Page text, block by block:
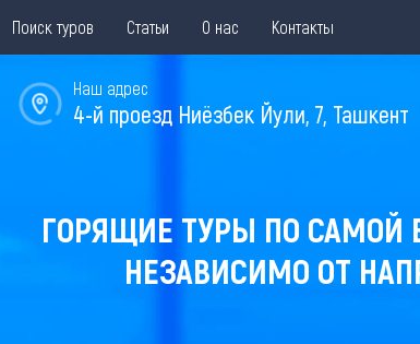
Поиск туров Статьи О нас Контакты
Наш адрес
4-й проезд Ниёзбек Йули, 7, Ташкент
ГОРЯЩИЕ ТУРЫ ПО САМОЙ
НЕЗАВИСИМО ОТ